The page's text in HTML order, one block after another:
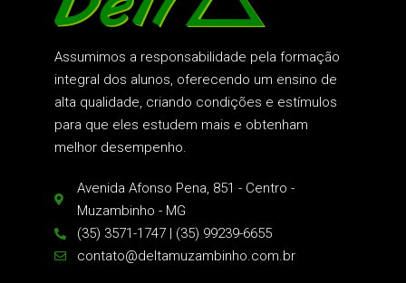
Assumimos a responsabilidade pela formação
integral dos alunos, oferecendo um ensino de
alta qualidade, criando condições e estímulos
para que eles estudem mais e obtenham
melhor desempenho.
Avenida Afonso Pena, 851 - Centro -
Muzambinho - MG
(35) 3571-1747 | (35) 99239-6655
contato@deltamuzambinho.com.br